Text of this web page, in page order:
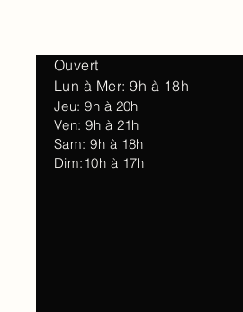
Ouvert
Lun à Mer: 9h à 18h
Jeu: 9h à 20h
Ven: 9h à 21h
Sam: 9h à 18h
Dim:10h à 17h